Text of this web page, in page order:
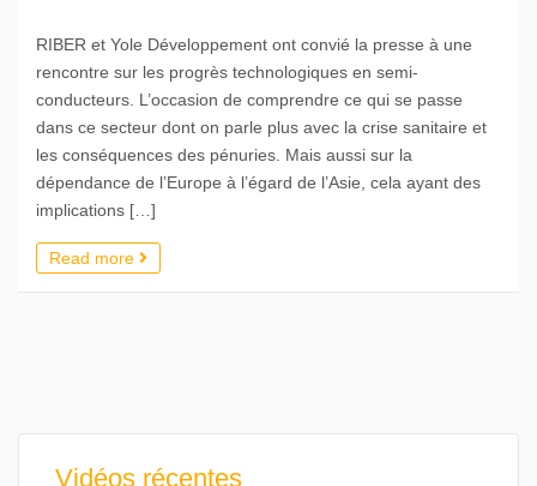
RIBER et Yole Développement ont convié la presse à une
rencontre sur les progrès technologiques en semi-
conducteurs. L’occasion de comprendre ce qui se passe
dans ce secteur dont on parle plus avec la crise sanitaire et
les conséquences des pénuries. Mais aussi sur la
dépendance de l’Europe à l’égard de l’Asie, cela ayant des
implications […]
Read more
Vidéos récentes